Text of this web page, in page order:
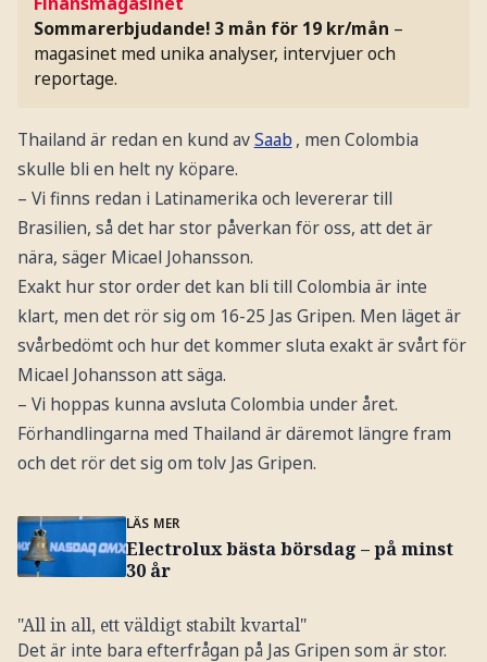
Sommarerbjudande! 3 mån för 19 kr/mån –
magasinet med unika analyser, intervjuer och
reportage.
Thailand är redan en kund avSaab , men Colombia
skulle bli en helt ny köpare.
– Vi finns redan i Latinamerika och levererar till
Brasilien, så det har stor påverkan för oss, att det är
nära, säger Micael Johansson.
Exakt hur stor order det kan bli till Colombia är inte
klart, men det rör sig om 16-25 Jas Gripen. Men läget är
svårbedömt och hur det kommer sluta exakt är svårt för
Micael Johansson att säga.
– Vi hoppas kunna avsluta Colombia under året.
Förhandlingarna med Thailand är däremot längre fram
och det rör det sig om tolv Jas Gripen.
LÄS MER
Electrolux bästa börsdag – på minst
30 år
"All in all, ett väldigt stabilt kvartal"
Det är inte bara efterfrågan på Jas Gripen som är stor.